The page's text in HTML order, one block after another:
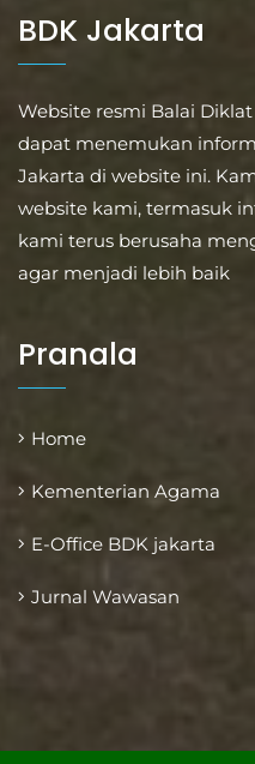
BDK Jakarta
Website resmi Balai
dapat menemukan
Jakarta di website ini.
website kami, termasuk
kami terus berusaha
agar menjadi lebih baik
Pranala
Home
Kementerian Agama
E-Office BDK jakarta
Jurnal Wawasan